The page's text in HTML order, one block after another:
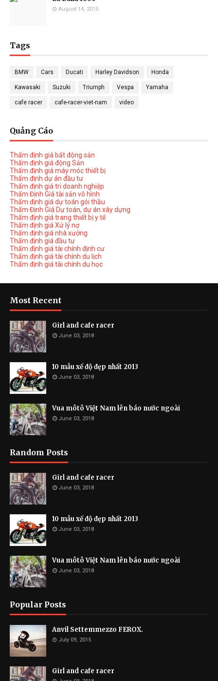
August 14, 2015
Tags
BMW Cars Ducati Harley Davidson Honda
Kawasaki Suzuki Triumph Vespa Yamaha
cafe racer cafe-racer-viet-nam video
Quảng Cáo
Thẩm định giá bất động sản
Thẩm định giá động Sản
Thẩm định giá máy móc thiết bị
Thẩm định dự án đầu tư
Thẩm định giá tri doanh nghiệp
Thẩm Định Giá tài sản vô hình
Thẩm định giá dự toán gói thầu
Thẩm Định Giá Dự toán, dự án xây dựng
Thẩm định giá trang thiết bị y tế
Thẩm định giá Xử lý nợ
Thẩm định giá nhà xưởng
Thẩm định giá đầu tư
Thẩm định giá tài chính định cư
Thẩm định giá tài chính du lịch
Thẩm định giá tài chính du học
Most Recent
Girl and cafe racer
June 03, 2018
10 mẫu xế độ đẹp nhất 2013
June 03, 2018
Vua môtô Việt Nam lên báo nước ngoài
June 03, 2018
Random Posts
Girl and cafe racer
June 03, 2018
10 mẫu xế độ đẹp nhất 2013
June 03, 2018
Vua môtô Việt Nam lên báo nước ngoài
June 03, 2018
Popular Posts
Anvil Settemmezzo FEROX.
July 09, 2015
Girl and cafe racer